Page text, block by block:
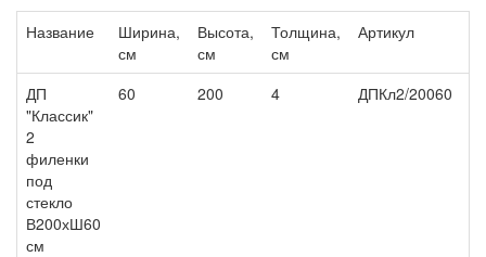
Название
Ширина,
см
Высота,
см
Толщина,
см
Артикул
ДП
"Классик"
2
филенки
под
стекло
В200хШ60
см
60 200 4 ДПКл2/20060